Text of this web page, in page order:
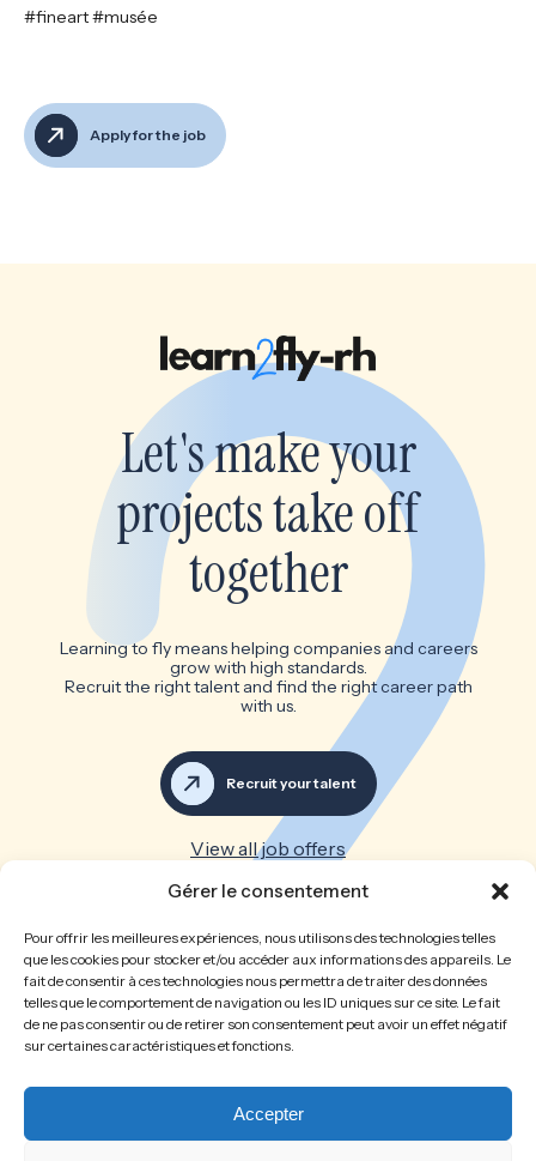
Gérer le consentement
Pour offrir les meilleures expériences, nous utilisons des technologies telles
que les cookies pour stocker et/ou accéder aux informations des appareils. Le
fait de consentir à ces technologies nous permettra de traiter des données
telles que le comportement de navigation ou les ID uniques sur ce site. Le fait
de ne pas consentir ou de retirer son consentement peut avoir un effet négatif
sur certaines caractéristiques et fonctions.
Accepter
#fineart #musée
Apply for the job
Let's make your
projects take off
together
Learning to fly means helping companies and careers
grow with high standards.
Recruit the right talent and find the right career path
with us.
Recruit your talent
View all job offers
companies
Home
The firm
Recruitment
Job opportunities
Privacy Policy
Cookies policy